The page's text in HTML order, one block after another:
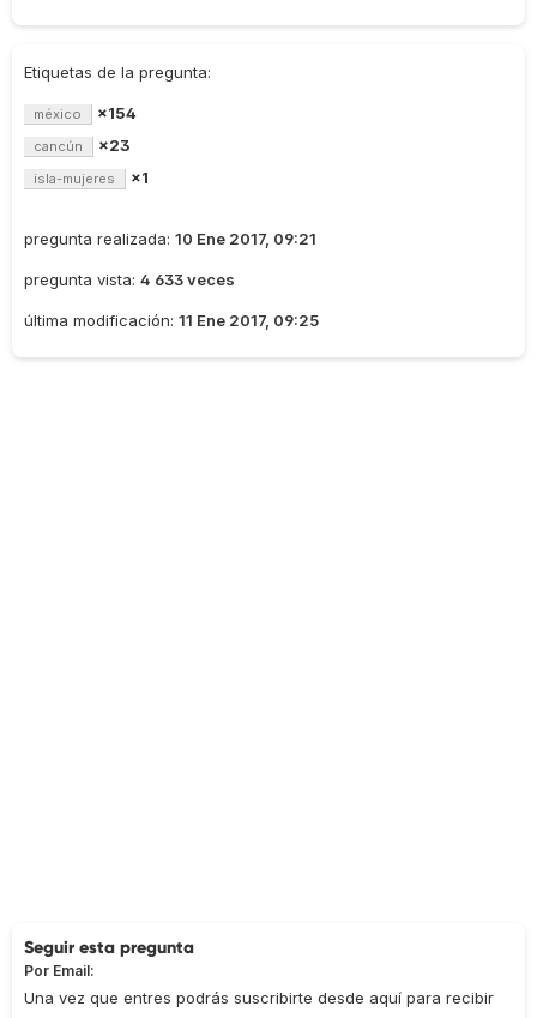
Etiquetas de la pregunta:
méxico ×154
cancún ×23
isla-mujeres ×1
pregunta realizada: 10 Ene 2017, 09:21
pregunta vista: 4 633 veces
última modificación: 11 Ene 2017, 09:25
Seguir esta pregunta
Por Email:
Una vez que entres podrás suscribirte desde aquí para recibir